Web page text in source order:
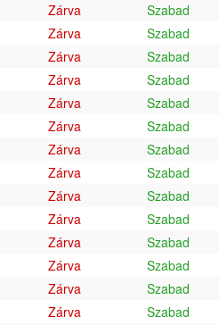
Zárva Szabad
Zárva Szabad
Zárva Szabad
Zárva Szabad
Zárva Szabad
Zárva Szabad
Zárva Szabad
Zárva Szabad
Zárva Szabad
Zárva Szabad
Zárva Szabad
Zárva Szabad
Zárva Szabad
Zárva Szabad